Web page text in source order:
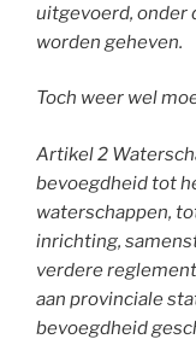
uitgevoerd, onder
worden geheven.
Toch weer wel
Artikel 2
bevoegdheid tot
waterschappen,
inrichting,
verdere
aan provinciale
bevoegdheid